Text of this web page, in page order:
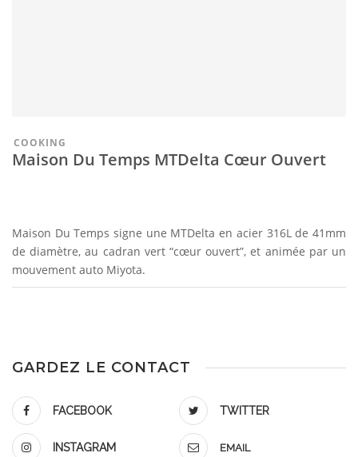
COOKING
Maison Du Temps MTDelta Cœur Ouvert
Maison Du Temps signe une MTDelta en acier 316L de 41mm
de diamètre, au cadran vert “cœur ouvert”, et animée par un
mouvement auto Miyota.
GARDEZ LE CONTACT
FACEBOOK TWITTER
INSTAGRAM EMAIL